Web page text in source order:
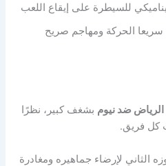
للسيطرة على إيقاع اللعب
سريعا الحركة ومهاجم صريح
الرياض ضد نيوم بشغف كبير، نظرًا
كل فريق.
الثاني لإرضاء جماهيره ومغادرة